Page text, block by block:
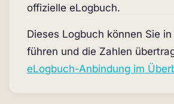
offizielle eLogbuch.
Dieses Logbuch können Sie in
führen und die Zahlen
eLogbuch-Anbindung im